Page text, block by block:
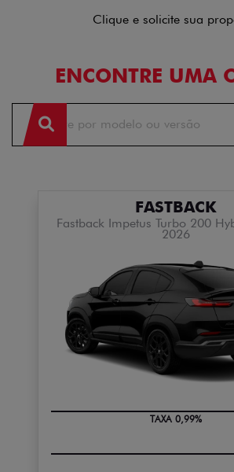
Clique e solicite sua
ENCONTRE UMA
FASTBACK
Fastback Impetus Turbo 200
2026
TAXA 0,99%